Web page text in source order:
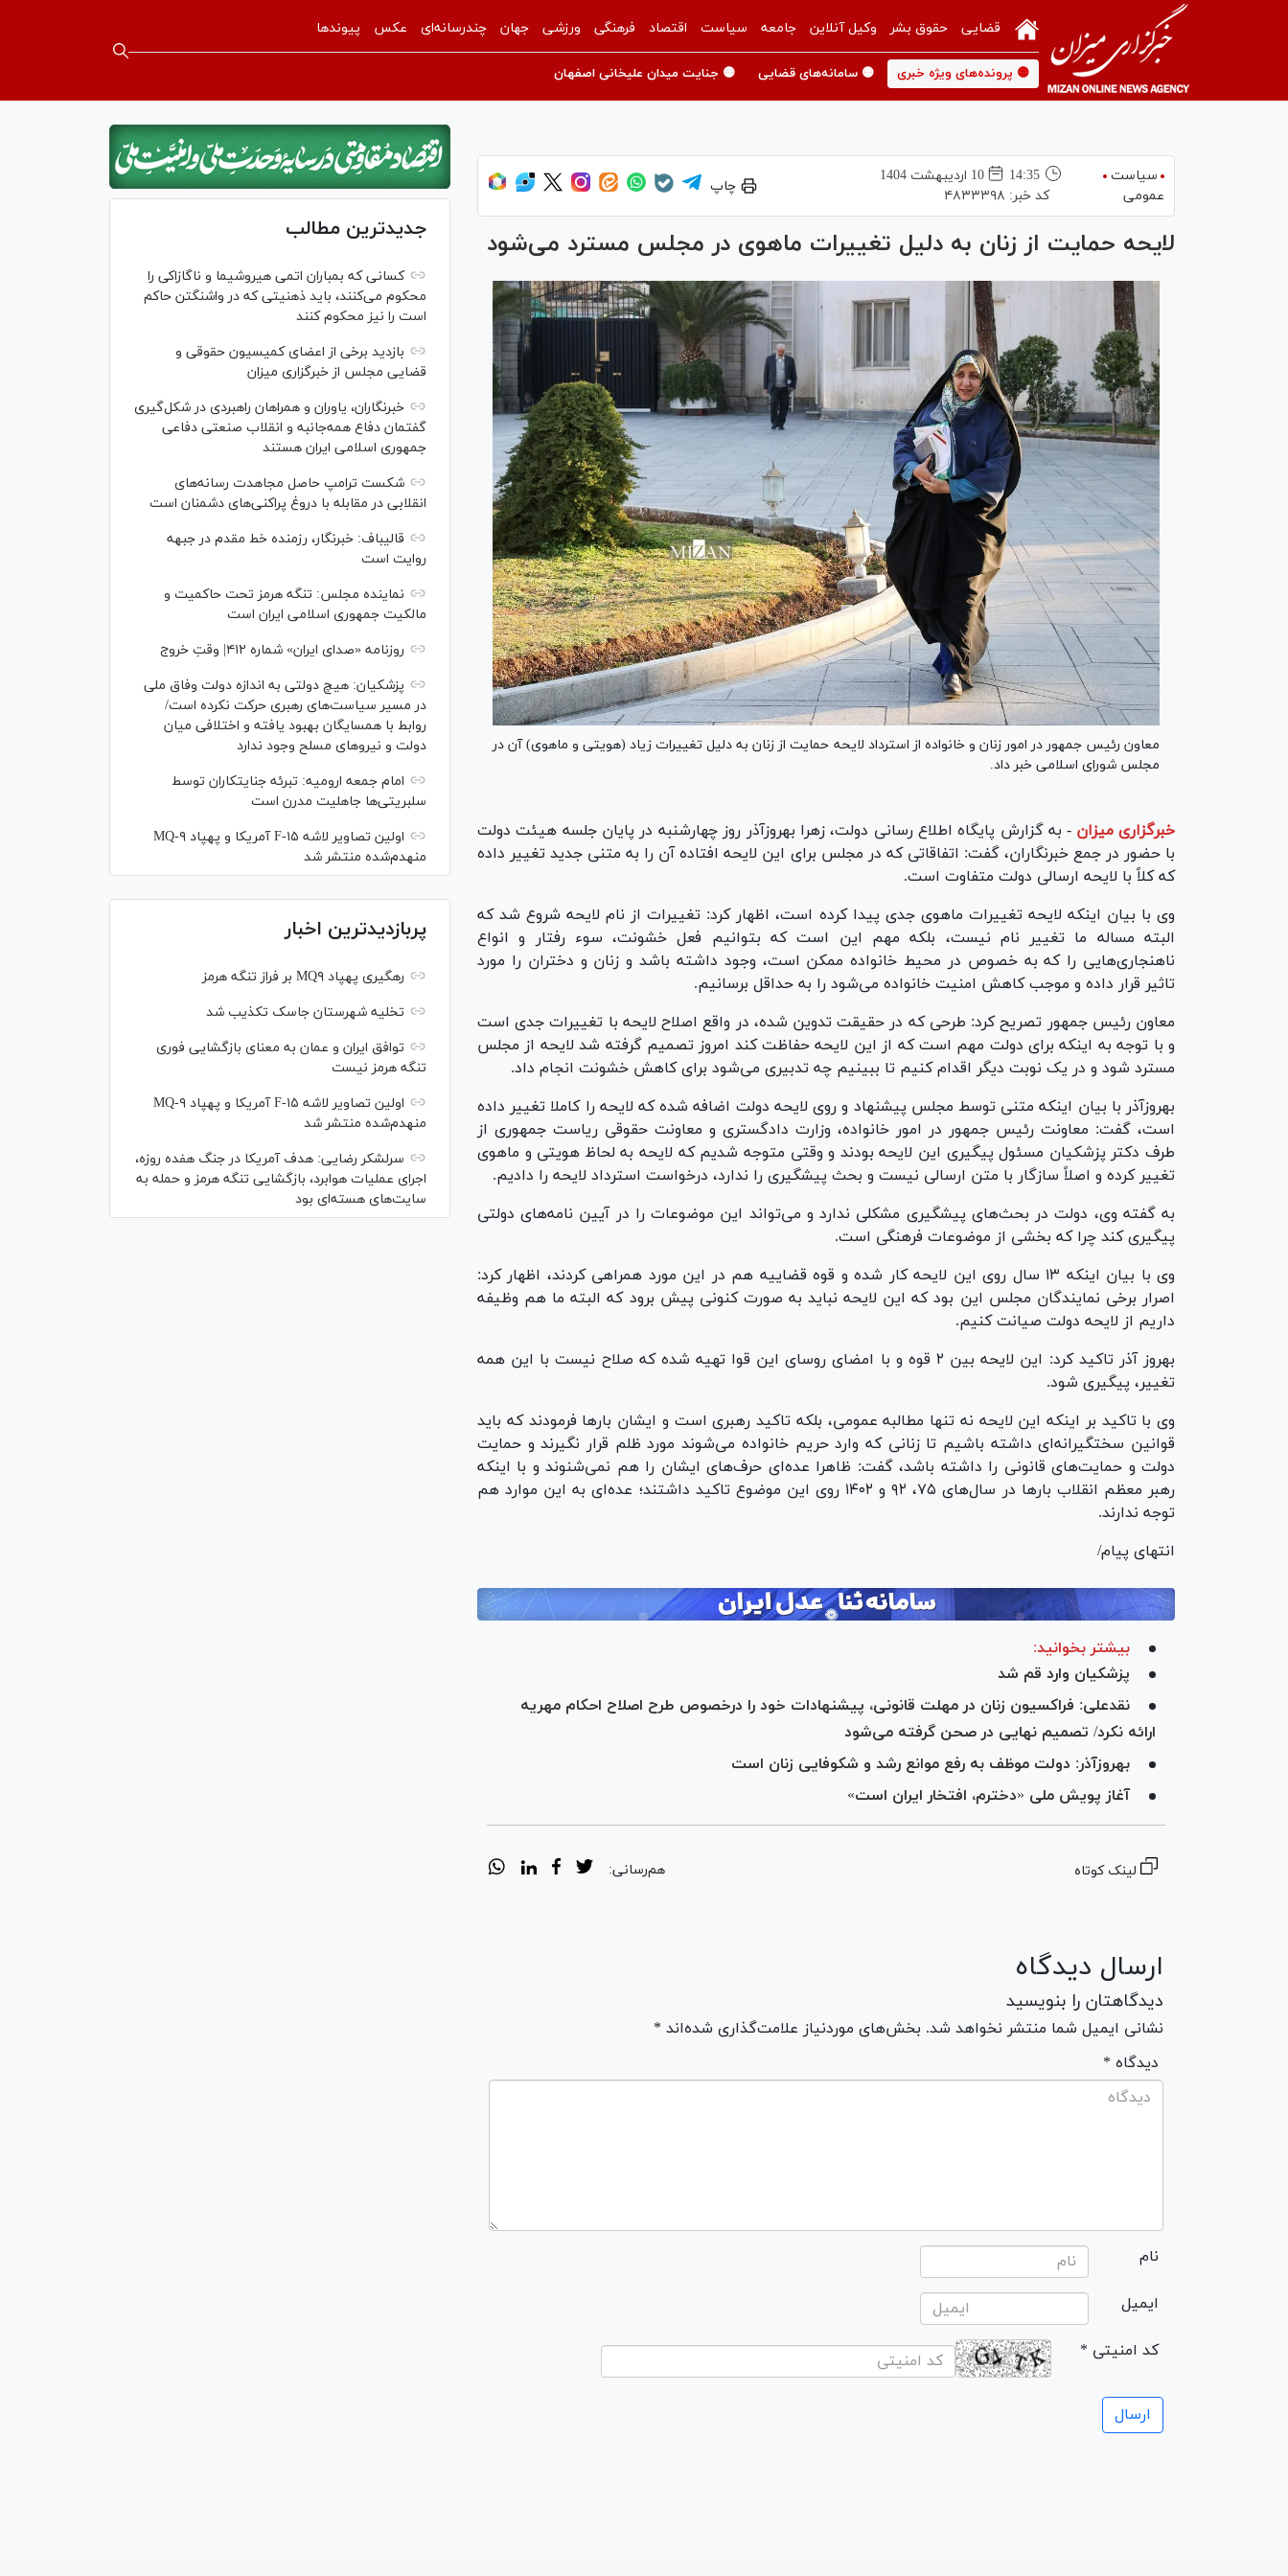
قضایی حقوق بشر وکیل آنلاین جامعه سیاست اقتصاد فرهنگی ورزشی جهان چندرسانه‌ای عکس پیوندها
🟡 پرونده‌های ویژه خبری 🟡 سامانه‌های قضایی 🟡 جنایت میدان علیخانی اصفهان
سیاست
عمومی
14:35
10 ارديبهشت 1404
کد خبر: ۴۸۳۳۳۹۸
چاپ
لایحه حمایت از زنان به دلیل تغییرات ماهوی در مجلس مسترد می‌شود
معاون رئیس جمهور در امور زنان و خانواده از استرداد لایحه حمایت از زنان به دلیل تغییرات زیاد (هویتی و ماهوی) آن در
مجلس شورای اسلامی خبر داد.
خبرگزاری میزان - به گزارش پایگاه اطلاع رسانی دولت، زهرا بهروزآذر روز چهارشنبه در پایان جلسه هیئت دولت
با حضور در جمع خبرنگاران، گفت: اتفاقاتی که در مجلس برای این لایحه افتاده آن را به متنی جدید تغییر داده
که کلاً با لایحه ارسالی دولت متفاوت است.
وی با بیان اینکه لایحه تغییرات ماهوی جدی پیدا کرده است، اظهار کرد: تغییرات از نام لایحه شروع شد که
البته مساله ما تغییر نام نیست، بلکه مهم این است که بتوانیم فعل خشونت، سوء رفتار و انواع
ناهنجاری‌هایی را که به خصوص در محیط خانواده ممکن است، وجود داشته باشد و زنان و دختران را مورد
تاثیر قرار داده و موجب کاهش امنیت خانواده می‌شود را به حداقل برسانیم.
معاون رئیس جمهور تصریح کرد: طرحی که در حقیقت تدوین شده، در واقع اصلاح لایحه با تغییرات جدی است
و با توجه به اینکه برای دولت مهم است که از این لایحه حفاظت کند امروز تصمیم گرفته شد لایحه از مجلس
مسترد شود و در یک نوبت دیگر اقدام کنیم تا ببینیم چه تدبیری می‌شود برای کاهش خشونت انجام داد.
بهروزآذر با بیان اینکه متنی توسط مجلس پیشنهاد و روی لایحه دولت اضافه شده که لایحه را کاملا تغییر داده
است، گفت: معاونت رئیس جمهور در امور خانواده، وزارت دادگستری و معاونت حقوقی ریاست جمهوری از
طرف دکتر پزشکیان مسئول پیگیری این لایحه بودند و وقتی متوجه شدیم که لایحه به لحاظ هویتی و ماهوی
تغییر کرده و اصلاً سازگار با متن ارسالی نیست و بحث پیشگیری را ندارد، درخواست استرداد لایحه را دادیم.
به گفته وی، دولت در بحث‌های پیشگیری مشکلی ندارد و می‌تواند این موضوعات را در آیین نامه‌های دولتی
پیگیری کند چرا که بخشی از موضوعات فرهنگی است.
وی با بیان اینکه ۱۳ سال روی این لایحه کار شده و قوه قضاییه هم در این مورد همراهی کردند، اظهار کرد:
اصرار برخی نمایندگان مجلس این بود که این لایحه نباید به صورت کنونی پیش برود که البته ما هم وظیفه
داریم از لایحه دولت صیانت کنیم.
بهروز آذر تاکید کرد: این لایحه بین ۲ قوه و با امضای روسای این قوا تهیه شده که صلاح نیست با این همه
تغییر، پیگیری شود.
وی با تاکید بر اینکه این لایحه نه تنها مطالبه عمومی، بلکه تاکید رهبری است و ایشان بار‌ها فرمودند که باید
قوانین سختگیرانه‌ای داشته باشیم تا زنانی که وارد حریم خانواده می‌شوند مورد ظلم قرار نگیرند و حمایت
دولت و حمایت‌های قانونی را داشته باشد، گفت: ظاهرا عده‌ای حرف‌های ایشان را هم نمی‌شنوند و با اینکه
رهبر معظم انقلاب بار‌ها در سال‌های ۷۵، ۹۲ و ۱۴۰۲ روی این موضوع تاکید داشتند؛ عده‌ای به این موارد هم
توجه ندارند.
انتهای پیام/
بیشتر بخوانید:
پزشکیان وارد قم شد
نقدعلی: فراکسیون زنان در مهلت قانونی، پیشنهادات خود را درخصوص طرح اصلاح احکام مهریه
ارائه نکرد/ تصمیم نهایی در صحن گرفته می‌شود
بهروزآذر: دولت موظف به رفع موانع رشد و شکوفایی زنان است
آغاز پویش ملی «دخترم، افتخار ایران است»
لینک کوتاه هم‌رسانی:
ارسال دیدگاه
دیدگاهتان را بنویسید
نشانی ایمیل شما منتشر نخواهد شد. بخش‌های موردنیاز علامت‌گذاری شده‌اند *
* دیدگاه
نام
ایمیل
* کد امنیتی
جدیدترین مطالب
کسانی که بمباران اتمی هیروشیما و ناگازاکی را
محکوم می‌کنند، باید ذهنیتی که در واشنگتن حاکم
است را نیز محکوم کنند
بازدید برخی از اعضای کمیسیون حقوقی و
قضایی مجلس از خبرگزاری میزان
خبرنگاران، یاوران و همراهان راهبردی در شکل‌گیری
گفتمان دفاع همه‌جانبه و انقلاب صنعتی دفاعی
جمهوری اسلامی ایران هستند
شکست ترامپ حاصل مجاهدت رسانه‌های
انقلابی در مقابله با دروغ پراکنی‌های دشمنان است
قالیباف: خبرنگار، رزمنده خط مقدم در جبهه
روایت است
نماینده مجلس: تنگه هرمز تحت حاکمیت و
مالکیت جمهوری اسلامی ایران است
روزنامه «صدای ایران» شماره ۴۱۲| وقتِ خروج
پزشکیان: هیچ دولتی به اندازه دولت وفاق ملی
در مسیر سیاست‌های رهبری حرکت نکرده است/
روابط با همسایگان بهبود یافته و اختلافی میان
دولت و نیروهای مسلح وجود ندارد
امام جمعه ارومیه: تبرئه جنایتکاران توسط
سلبریتی‌ها جاهلیت مدرن است
اولین تصاویر لاشه F-۱۵ آمریکا و پهپاد MQ-۹
منهدم‌شده منتشر شد
پربازدیدترین اخبار
رهگیری پهپاد MQ۹ بر فراز تنگه هرمز
تخلیه شهرستان جاسک تکذیب شد
توافق ایران و عمان به معنای بازگشایی فوری
تنگه هرمز نیست
اولین تصاویر لاشه F-۱۵ آمریکا و پهپاد MQ-۹
منهدم‌شده منتشر شد
سرلشکر رضایی: هدف آمریکا در جنگ هفده روزه،
اجرای عملیات هوابرد، بازگشایی تنگه هرمز و حمله به
سایت‌های هسته‌ای بود